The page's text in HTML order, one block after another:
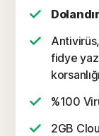
fidye
%100
2GB